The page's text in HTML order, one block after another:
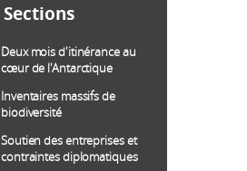
Sections
Deux mois d'itinérance au
cœur de l'Antarctique
Inventaires massifs de
biodiversité
Soutien des entreprises et
contraintes diplomatiques